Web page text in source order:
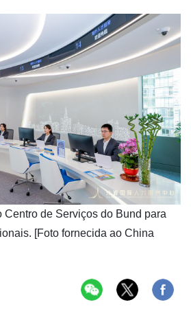
Centro de Serviços do Bund para
[Foto fornecida ao China